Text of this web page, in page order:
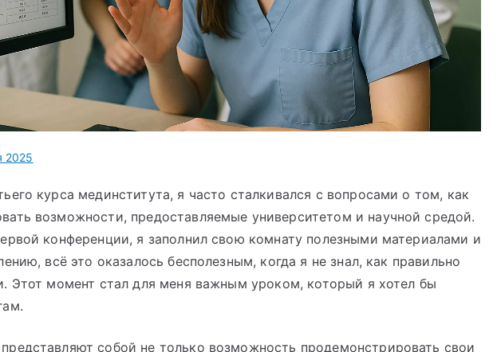
2025
курса мединститута, я часто сталкивался с вопросами о том, как
возможности, предоставляемые университетом и научной средой.
конференции, я заполнил свою комнату полезными материалами и
всё это оказалось бесполезным, когда я не знал, как правильно
Этот момент стал для меня важным уроком, который я хотел бы
собой не только возможность продемонстрировать свои